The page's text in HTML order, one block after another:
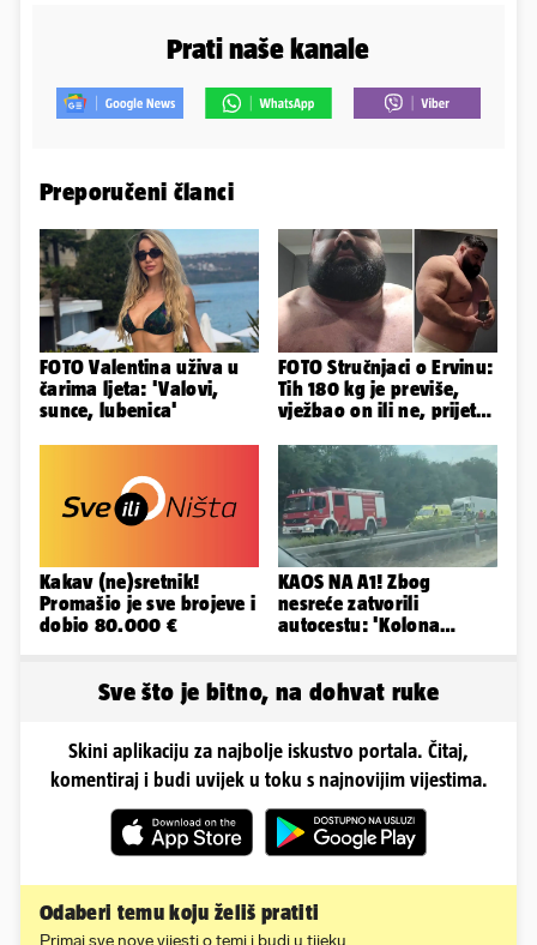
Prati naše kanale
Preporučeni članci
FOTO Valentina uživa u
čarima ljeta: 'Valovi,
sunce, lubenica'
FOTO Stručnjaci o Ervinu:
Tih 180 kg je previše,
vježbao on ili ne, prijete
Kakav (ne)sretnik!
Promašio je sve brojeve i
dobio 80.000 €
KAOS NA A1! Zbog
nesreće zatvorili
autocestu: 'Kolona
Sve što je bitno, na dohvat ruke
Skini aplikaciju za najbolje iskustvo portala. Čitaj,
komentiraj i budi uvijek u toku s najnovijim vijestima.
Odaberi temu koju želiš pratiti